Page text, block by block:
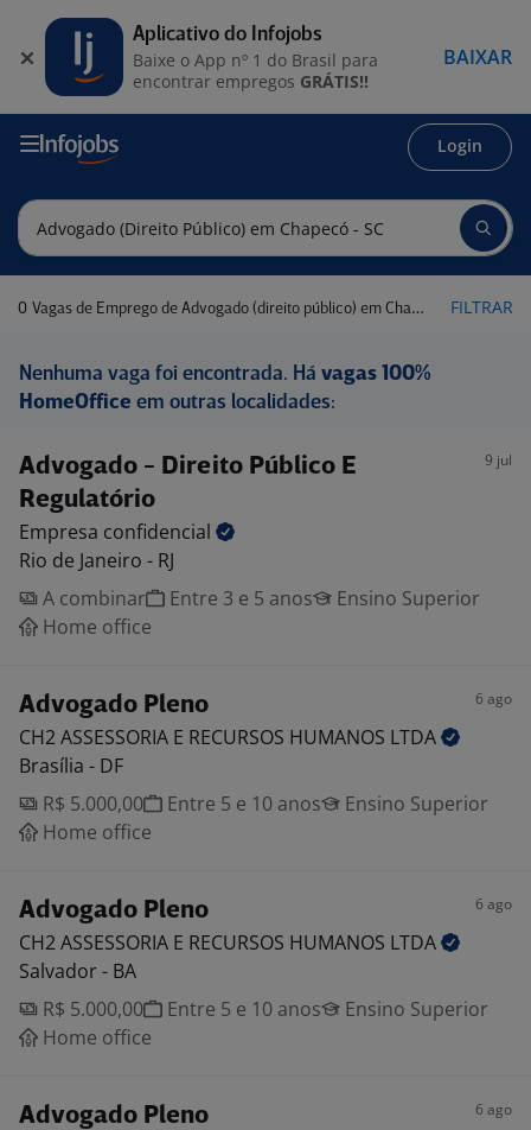
Login
0 Vagas de Emprego de Advogado (direito público) em Chapecó - SC FILTRAR
Nenhuma vaga foi encontrada. Há vagas 100%
HomeOffice em outras localidades:
Advogado - Direito Público E
Regulatório
9 jul
Empresa confidencial
Rio de Janeiro - RJ
A combinar
Entre 3 e 5 anos
Ensino Superior
Home office
Advogado Pleno 6 ago
CH2 ASSESSORIA E RECURSOS HUMANOS LTDA
Brasília - DF
R$ 5.000,00
Entre 5 e 10 anos
Ensino Superior
Home office
Advogado Pleno 6 ago
CH2 ASSESSORIA E RECURSOS HUMANOS LTDA
Salvador - BA
R$ 5.000,00
Entre 5 e 10 anos
Ensino Superior
Home office
Advogado Pleno 6 ago
Aplicativo do Infojobs
Baixe o App nº 1 do Brasil para
encontrar empregos GRÁTIS!!
BAIXAR